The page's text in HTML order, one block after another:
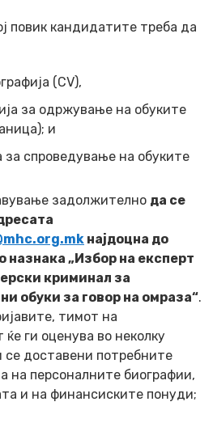
повик кандидатите треба да
(CV),
за одржување на обуките
и
спроведување на обуките
задолжително да се
најдоцна до
назнака „Избор на експерт
криминал за
обуки за говор на омраза“.
тимот на
ги оценува во неколку
се доставени потребните
на персоналните биографии,
и на финансиските понуди;